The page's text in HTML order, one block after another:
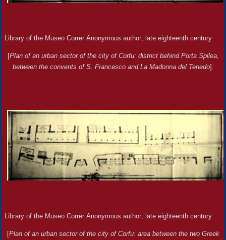
Library of the Museo Correr Anonymous author; late eighteenth century
[Plan of an urban sector of the city of Corfu: district behind Porta Spilea,
between the convents of S. Francesco and La Madonna del Tenedo].
Library of the Museo Correr Anonymous author; late eighteenth century
[Plan of an urban sector of the city of Corfu: area between the two Greek